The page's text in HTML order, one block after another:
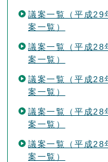
議案一覧（平成29
案一覧）
議案一覧（平成28
案一覧）
議案一覧（平成28
案一覧）
議案一覧（平成28
案一覧）
議案一覧（平成28
案一覧）